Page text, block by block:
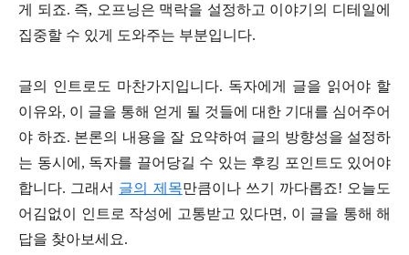
게 되죠. 즉, 오프닝은 맥락을 설정하고 이야기의 디테일에
집중할 수 있게 도와주는 부분입니다.
글의 인트로도 마찬가지입니다. 독자에게 글을 읽어야 할
이유와, 이 글을 통해 얻게 될 것들에 대한 기대를 심어주어
야 하죠. 본론의 내용을 잘 요약하여 글의 방향성을 설정하
는 동시에, 독자를 끌어당길 수 있는 후킹 포인트도 있어야
합니다. 그래서 글의 제목만큼이나 쓰기 까다롭죠! 오늘도
어김없이 인트로 작성에 고통받고 있다면, 이 글을 통해 해
답을 찾아보세요.